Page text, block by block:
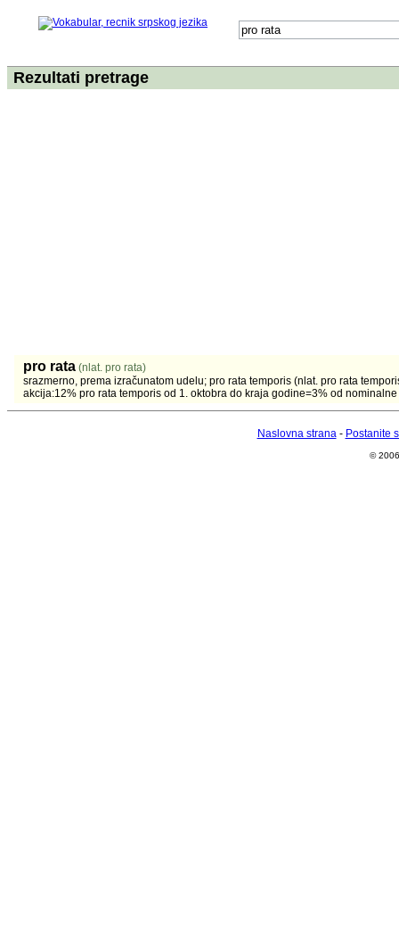
Rezultati pretrage
pro rata (nlat. pro rata)
srazmerno, prema izračunatom udelu; pro rata temporis (nlat. pro rata
akcija:12% pro rata temporis od 1. oktobra do kraja godine=3% od
Naslovna strana- Postanite
©